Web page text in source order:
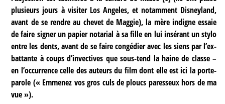
plusieurs jours à visiter Los Angeles, et notamment Disneyland,
avant de se rendre au chevet de Maggie), la mère indigne essaie
de faire signer un papier notarial à sa fille en lui insérant un stylo
entre les dents, avant de se faire congédier avec les siens par l’ex-
battante à coups d’invectives que sous-tend la haine de classe –
en l’occurrence celle des auteurs du film dont elle est ici la porte-
parole (« Emmenez vos gros culs de ploucs paresseux hors de ma
vue »).